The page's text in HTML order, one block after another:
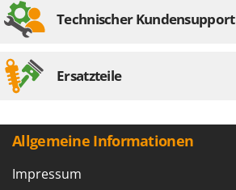
River Systems
Robomow
Rover Pompe
Ryobi
S
S.T.P.
Technischer Kundensupport
Ersatzteile
Allgemeine Informationen
Impressum